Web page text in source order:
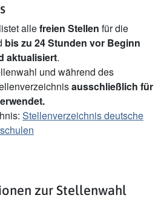
allefreien Stellen für die
bis zu 24 Stunden vor Beginn
aktualisiert.
und während des
ausschließlich für
Stellenverzeichnis deutsche
zur Stellenwahl